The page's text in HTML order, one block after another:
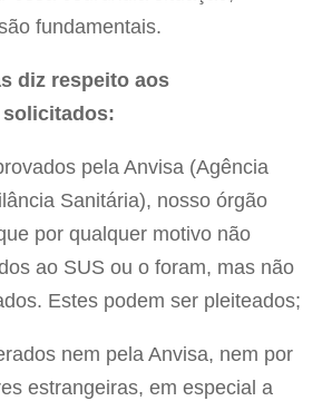
fundamentais.
diz respeito aos
pela Anvisa (Agência
Sanitária), nosso órgão
por qualquer motivo não
ao SUS ou o foram, mas não
Estes podem ser pleiteados;
nem pela Anvisa, nem por
estrangeiras, em especial a